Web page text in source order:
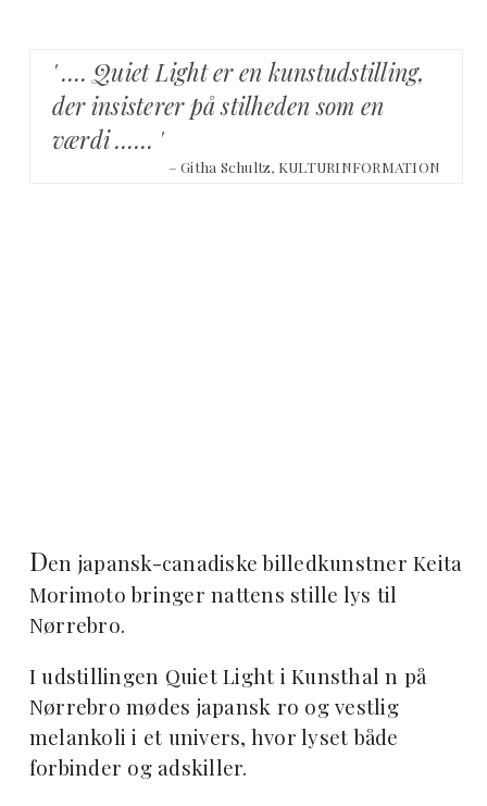
' …. Quiet Light er en kunstudstilling,
der insisterer på stilheden som en
værdi …… '
– Githa Schultz, KULTURINFORMATION
Den japansk-canadiske billedkunstner Keita
Morimoto bringer nattens stille lys til
Nørrebro.
I udstillingen Quiet Light i Kunsthal n på
Nørrebro mødes japansk ro og vestlig
melankoli i et univers, hvor lyset både
forbinder og adskiller.